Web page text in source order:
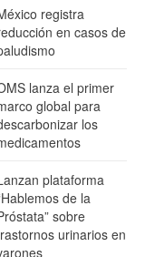
registra
en casos de
lanza el primer
global para
los
plataforma
de la
sobre
urinarios en